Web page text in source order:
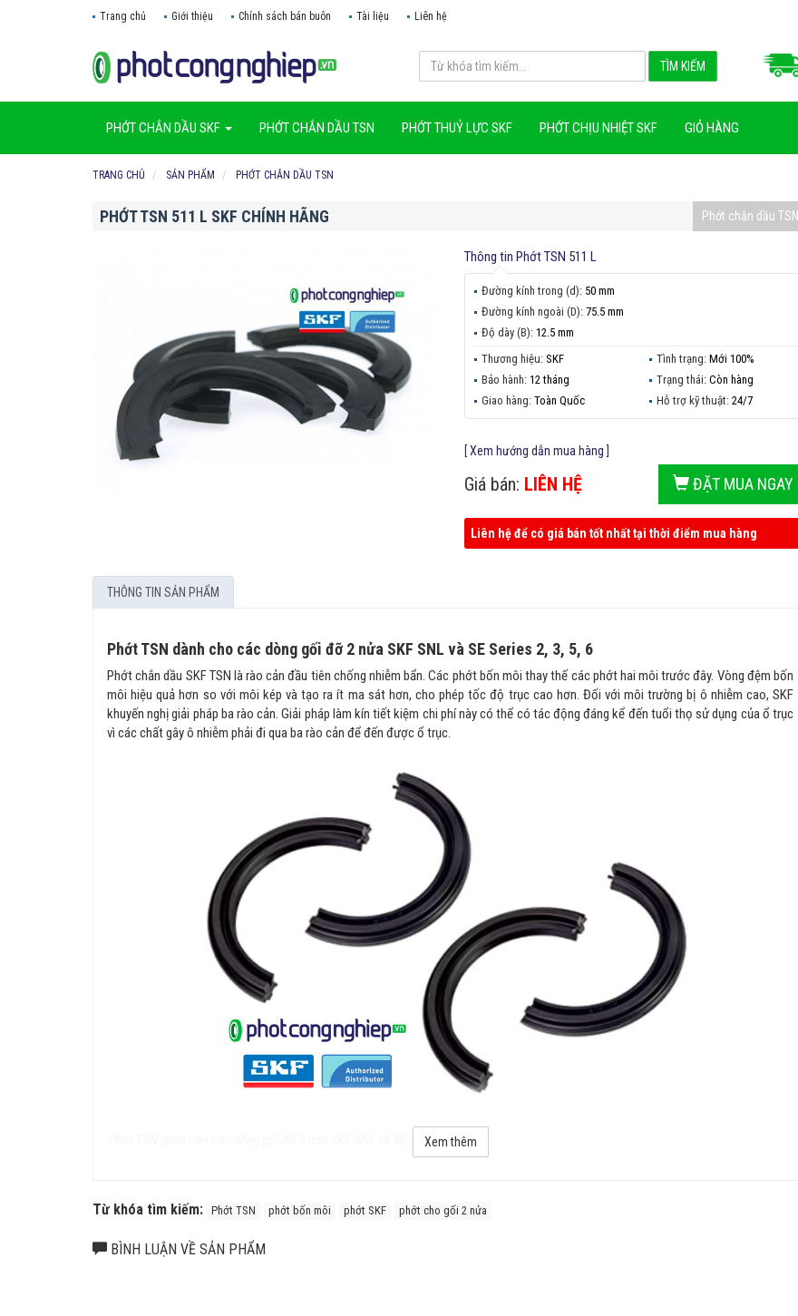
Trang chủ Giới thiệu Chính sách bán buôn Tài liệu Liên hệ
PHỚT CHẮN DẦU SKF PHỚT CHẮN DẦU TSN PHỚT THUỶ LỰC SKF PHỚT CHỊU NHIỆT SKF GIỎ HÀNG
TRANG CHỦ SẢN PHẨM PHỚT CHẮN DẦU TSN
PHỚT TSN 511 L SKF CHÍNH HÃNG Phớt chắn dầu TSN
Thông tin Phớt TSN 511 L
Đường kính trong (d): 50 mm
Đường kính ngoài (D): 75.5 mm
Độ dày (B): 12.5 mm
Thương hiệu: SKF Tình trạng:Mới 100%
Bảo hành: 12 tháng Trạng thái:Còn hàng
Giao hàng: Toàn Quốc Hỗ trợ kỹ thuật:24/7
[Xem hướng dẫn mua hàng
Giá bán: LIÊN HỆ ĐẶT MUA NGAY
Liên hệ để có giá bán tốt nhất tại thời điểm mua hàng
THÔNG TIN SẢN PHẨM
Phớt TSN dành cho các dòng gối đỡ 2 nửa SKF SNL và SE Series 2, 3, 5, 6
Phớt chắn dầu SKF TSN là rào cản đầu tiên chống nhiễm bẩn. Các phớt bốn môi thay thế các phớt hai môi trước đây. Vòng đệm bốn
môi hiệu quả hơn so với môi kép và tạo ra ít ma sát hơn, cho phép tốc độ trục cao hơn. Đối với môi trường bị ô nhiễm cao, SKF
khuyến nghị giải pháp ba rào cản. Giải pháp làm kín tiết kiệm chi phí này có thể có tác động đáng kể đến tuổi thọ sử dụng của ổ trục
vì các chất gây ô nhiễm phải đi qua ba rào cản để đến được ổ trục.
Phớt TSN dành cho các dòng gối đỡ 2 nửa SKF SNL và SE Series 2, 3, 5, 6
Đại lý uỷ quyền SKF để đảm bảo sản phẩm chính hãng - Chúng tôi cam kết hoàn tiền 100 lần nếu phát hiện hàng giả,
hàng nhái từ hệ thống của chúng tôi. Liên hệ ngay với chúng tôi để được tư vấn kỹ hơn về các sản phẩm
hãng
Xem thêm
Từ khóa tìm kiếm: Phớt TSN phớt bốn môi phớt SKF phớt cho gối 2 nửa
BÌNH LUẬN VỀ SẢN PHẨM